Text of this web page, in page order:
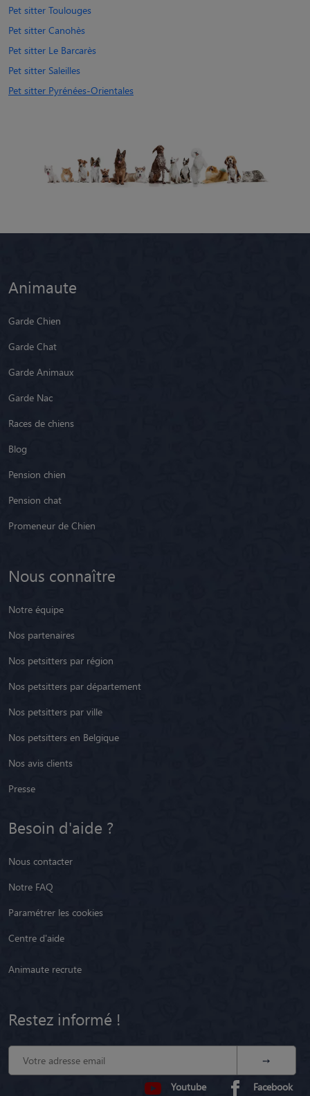
Pet sitter Toulouges
Pet sitter Canohès
Pet sitter Le Barcarès
Pet sitter Saleilles
Pet sitter Pyrénées-Orientales
Animaute
Garde Chien
Garde Chat
Garde Animaux
Garde Nac
Races de chiens
Blog
Pension chien
Pension chat
Promeneur de Chien
Nous connaître
Notre équipe
Nos partenaires
Nos petsitters par région
Nos petsitters par département
Nos petsitters par ville
Nos petsitters en Belgique
Nos avis clients
Presse
Besoin d'aide ?
Nous contacter
Notre FAQ
Paramétrer les cookies
Centre d'aide
Animaute recrute
Restez informé !
Youtube Facebook